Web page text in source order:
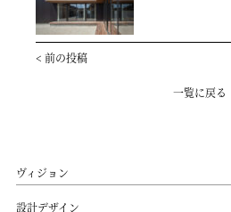
< 前の投稿
一覧に戻る
ヴィジョン
設計デザイン